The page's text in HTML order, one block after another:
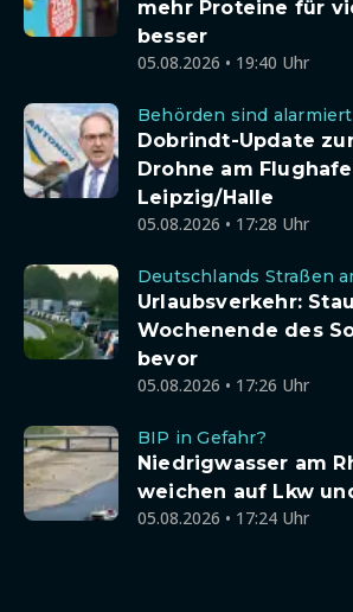
mehr Proteine für
besser
05.08.2026 • 19:40 Uhr
Behörden sind alarmiert
Dobrindt-Update
Drohne am
Leipzig/Halle
05.08.2026 • 17:28 Uhr
Deutschlands Straßen
Urlaubsverkehr:
Wochenende des
bevor
05.08.2026 • 17:26 Uhr
BIP in Gefahr?
Niedrigwasser am
weichen auf Lkw
05.08.2026 • 17:24 Uhr